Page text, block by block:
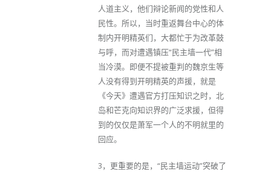
人道主义，他们辩论新闻的党性和人
民性。所以，当时重返舞台中心的体
制内开明精英们，大都忙于为改革鼓
与呼，而对遭遇镇压“民主墙一代”相
当冷漠。即便不提被重判的魏京生等
人没有得到开明精英的声援，就是
《今天》遭遇官方打压知识之时，北
岛和芒克向知识界的广泛求援，但得
到的仅仅是萧军一个人的不明就里的
回应。
3，更重要的是，“民主墙运动”突破了